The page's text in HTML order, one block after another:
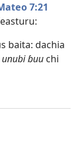
7:21
baita: dachia
unubi ɓuu chi